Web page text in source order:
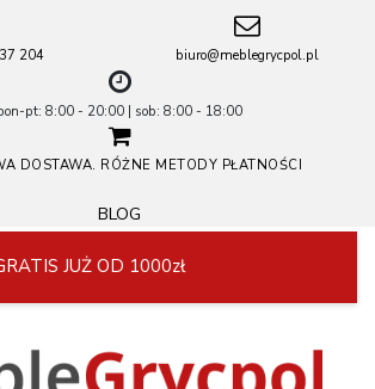
204 biuro@meblegrycpol.pl
pt: 8:00 - 20:00 | sob: 8:00 - 18:00
DOSTAWA. RÓŻNE METODY PŁATNOŚCI
BLOG
JUŻ OD 1000zł